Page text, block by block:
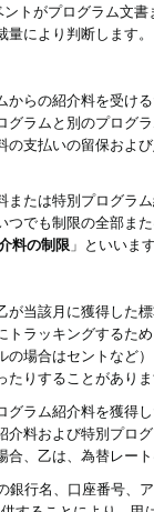
トがプログラム文
により判断します。
からの紹介料を受け
ラムと別のプログ
支払いの留保およ
たは特別プログラ
つでも制限の全部
料の制限 」といいま
当該月に獲得した
ラッキングするた
場合はセントなど
たりすることがあり
ラム紹介料を獲得
料および特別プロ
、乙は、為替レー
行名、口座番号、